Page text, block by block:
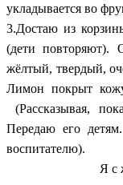
укладывается во
3.Достаю из
(дети повторяют).
жёлтый, твердый,
Лимон покрыт
(Рассказывая,
Передаю его
воспитателю).
Я с